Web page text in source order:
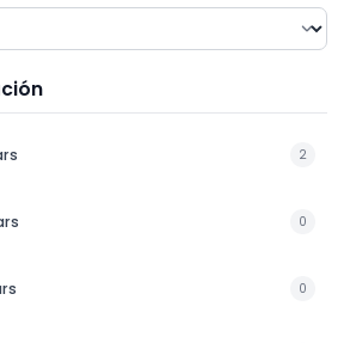
2
0
0